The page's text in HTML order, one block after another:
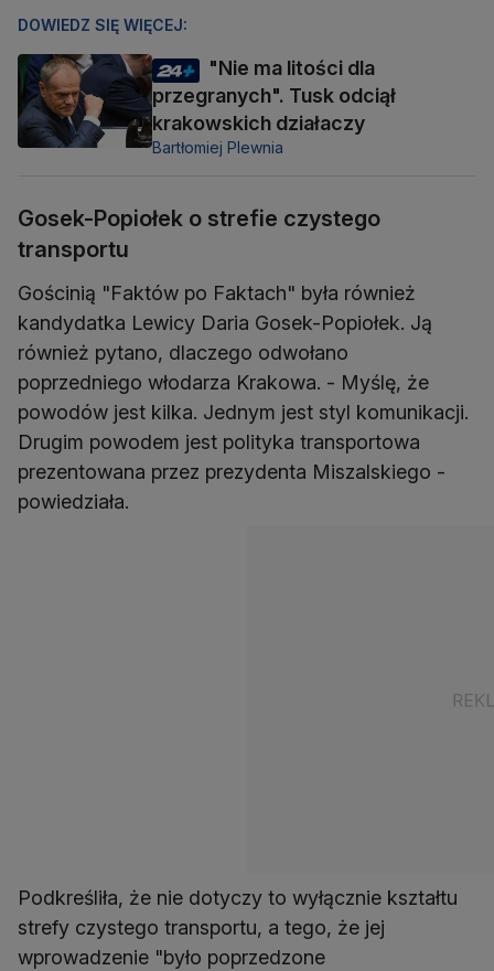
DOWIEDZ SIĘ WIĘCEJ:
"Nie ma litości dla
przegranych". Tusk odciął
krakowskich działaczy
Bartłomiej Plewnia
Gosek-Popiołek o strefie czystego
transportu
Gościnią "Faktów po Faktach" była również
kandydatka Lewicy Daria Gosek-Popiołek. Ją
również pytano, dlaczego odwołano
poprzedniego włodarza Krakowa. - Myślę, że
powodów jest kilka. Jednym jest styl komunikacji.
Drugim powodem jest polityka transportowa
prezentowana przez prezydenta Miszalskiego -
powiedziała.
Podkreśliła, że nie dotyczy to wyłącznie kształtu
strefy czystego transportu, a tego, że jej
wprowadzenie "było poprzedzone